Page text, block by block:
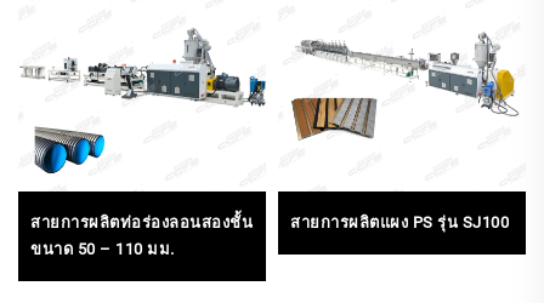
สายการผลิตท่อร่องลอนสองชั้น
ขนาด 50 – 110 มม.
สายการผลิตแผง PS รุ่น SJ100